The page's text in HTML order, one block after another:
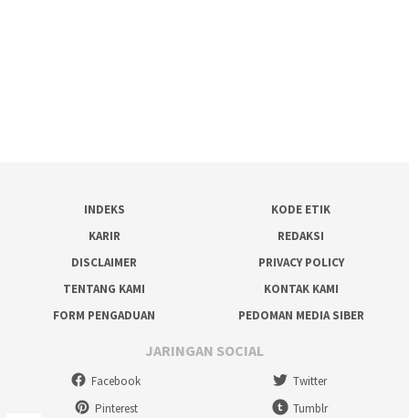
INDEKS
KODE ETIK
KARIR
REDAKSI
DISCLAIMER
PRIVACY POLICY
TENTANG KAMI
KONTAK KAMI
FORM PENGADUAN
PEDOMAN MEDIA SIBER
JARINGAN SOCIAL
Facebook
Twitter
Pinterest
Tumblr